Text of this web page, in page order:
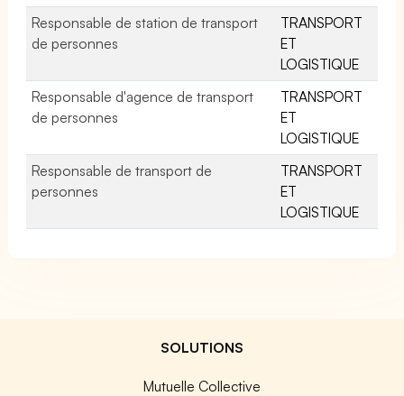
Responsable de station de transport
de personnes
TRANSPORT
ET
LOGISTIQUE
Responsable d'agence de transport
de personnes
TRANSPORT
ET
LOGISTIQUE
Responsable de transport de
personnes
TRANSPORT
ET
LOGISTIQUE
SOLUTIONS
Mutuelle Collective